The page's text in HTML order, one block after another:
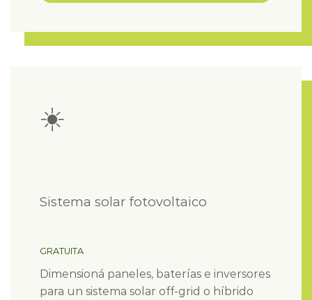
☀️
Sistema solar fotovoltaico
GRATUITA
Dimensioná paneles, baterías e inversores
para un sistema solar off-grid o híbrido